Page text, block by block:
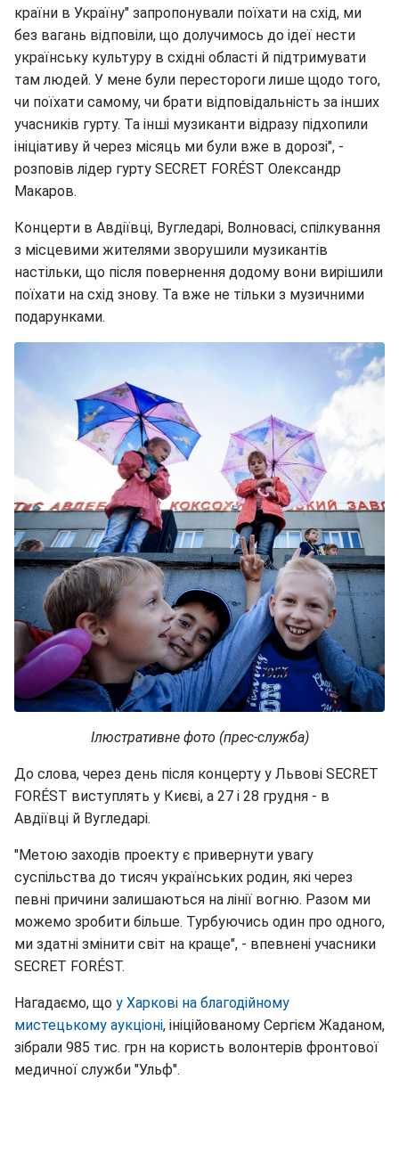
країни в Україну" запропонували поїхати на схід, ми
без вагань відповіли, що долучимось до ідеї нести
українську культуру в східні області й підтримувати
там людей. У мене були перестороги лише щодо того,
чи поїхати самому, чи брати відповідальність за інших
учасників гурту. Та інші музиканти відразу підхопили
ініціативу й через місяць ми були вже в дорозі", -
розповів лідер гурту SECRET FORÉST Олександр
Макаров.
Концерти в Авдіївці, Вугледарі, Волновасі, спілкування
з місцевими жителями зворушили музикантів
настільки, що після повернення додому вони вирішили
поїхати на схід знову. Та вже не тільки з музичними
подарунками.
Ілюстративне фото (прес-служба)
До слова, через день після концерту у Львові SECRET
FORÉST виступлять у Києві, а 27 і 28 грудня - в
Авдіївці й Вугледарі.
"Метою заходів проекту є привернути увагу
суспільства до тисяч українських родин, які через
певні причини залишаються на лінії вогню. Разом ми
можемо зробити більше. Турбуючись один про одного,
ми здатні змінити світ на краще", - впевнені учасники
SECRET FORÉST.
Нагадаємо, що у Харкові на благодійному
мистецькому аукціоні, ініційованому Сергієм Жаданом,
зібрали 985 тис. грн на користь волонтерів фронтової
медичної служби "Ульф".